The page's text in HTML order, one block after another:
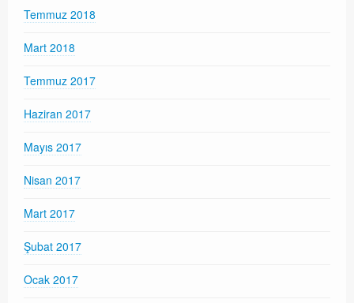
Temmuz 2018
Mart 2018
Temmuz 2017
Haziran 2017
Mayıs 2017
Nisan 2017
Mart 2017
Şubat 2017
Ocak 2017